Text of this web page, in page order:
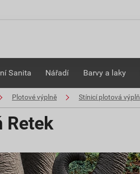
Sanita Nářadí Barvy a laky
Plotové výplně Stínicí plotová výplň
Retek